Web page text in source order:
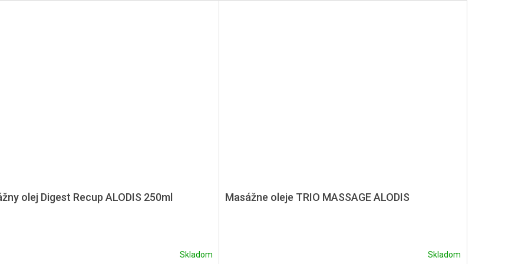
olej Digest Recup ALODIS 250ml
Skladom
Masážne oleje TRIO MASSAGE ALODIS
Skladom